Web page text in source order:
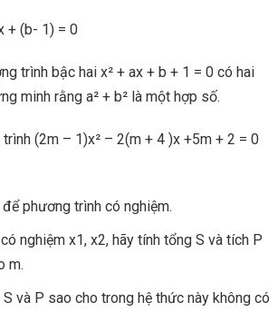
+ (b- 1) = 0
trình bậc hai x² + ax + b + 1 = 0 có hai
minh rằng a² + b² là một hợp số.
(2m – 1)x² – 2(m + 4 )x +5m + 2 = 0
phương trình có nghiệm.
nghiệm x1, x2, hãy tính tổng S và tích P
m.
và P sao cho trong hệ thức này không có